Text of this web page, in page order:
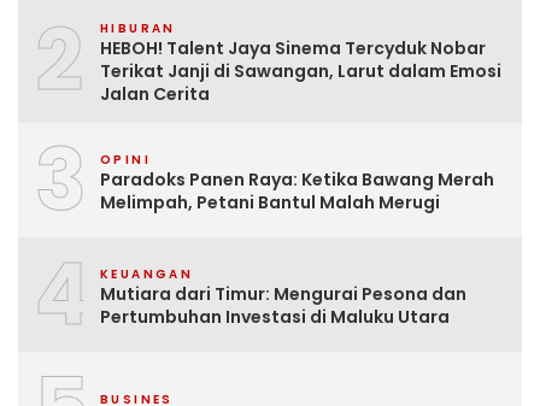
2 HIBURAN
HEBOH! Talent Jaya Sinema Tercyduk Nobar
Terikat Janji di Sawangan, Larut dalam Emosi
Jalan Cerita
3 OPINI
Paradoks Panen Raya: Ketika Bawang Merah
Melimpah, Petani Bantul Malah Merugi
4 KEUANGAN
Mutiara dari Timur: Mengurai Pesona dan
Pertumbuhan Investasi di Maluku Utara
BUSINES